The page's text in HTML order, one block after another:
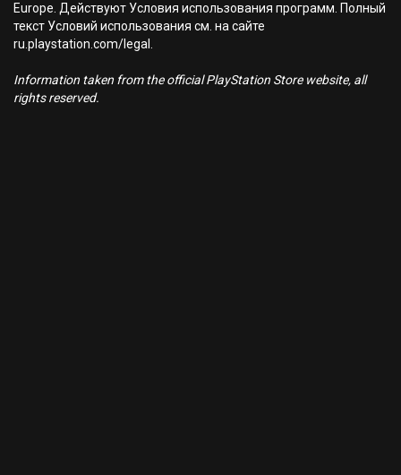
Europe. Действуют Условия использования программ. Полный
текст Условий использования см. на сайте
ru.playstation.com/legal.
Information taken from the official PlayStation Store website, all
rights reserved.